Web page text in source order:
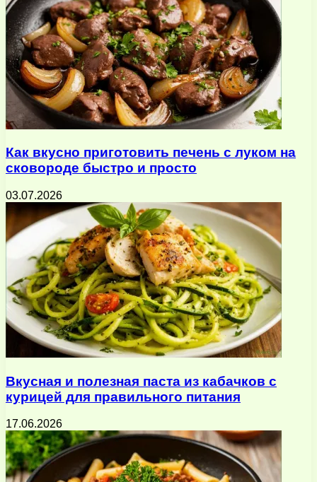
Как вкусно приготовить печень с луком на
сковороде быстро и просто
03.07.2026
Вкусная и полезная паста из кабачков с
курицей для правильного питания
17.06.2026